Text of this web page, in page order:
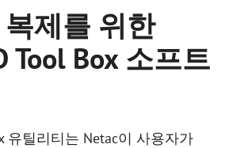
복제를 위한
Tool Box 소프트
유틸리티는 Netac이 사용자가